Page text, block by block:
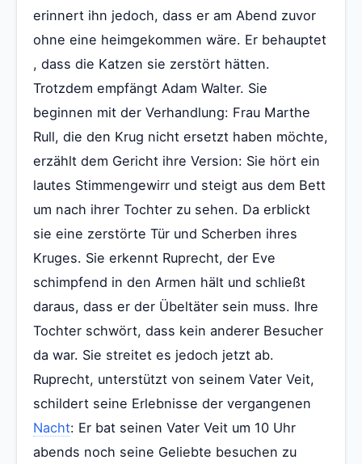
erinnert ihn jedoch, dass er am Abend zuvor
ohne eine heimgekommen wäre. Er behauptet
, dass die Katzen sie zerstört hätten.
Trotzdem empfängt Adam Walter. Sie
beginnen mit der Verhandlung: Frau Marthe
Rull, die den Krug nicht ersetzt haben möchte,
erzählt dem Gericht ihre Version: Sie hört ein
lautes Stimmengewirr und steigt aus dem Bett
um nach ihrer Tochter zu sehen. Da erblickt
sie eine zerstörte Tür und Scherben ihres
Kruges. Sie erkennt Ruprecht, der Eve
schimpfend in den Armen hält und schließt
daraus, dass er der Übeltäter sein muss. Ihre
Tochter schwört, dass kein anderer Besucher
da war. Sie streitet es jedoch jetzt ab.
Ruprecht, unterstützt von seinem Vater Veit,
schildert seine Erlebnisse der vergangenen
Nacht: Er bat seinen Vater Veit um 10 Uhr
abends noch seine Geliebte besuchen zu